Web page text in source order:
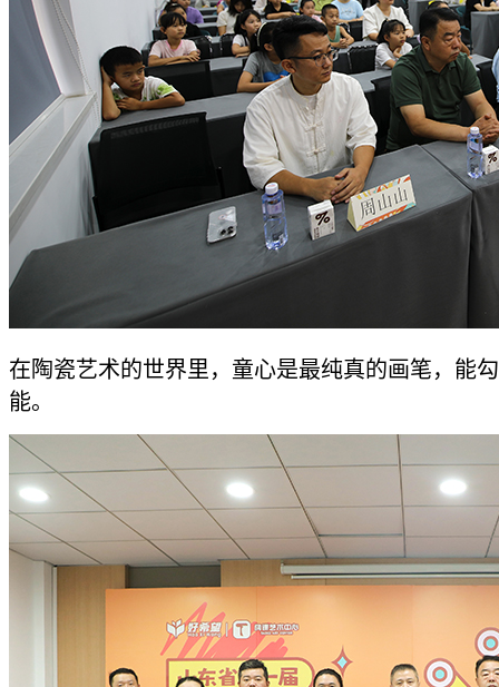
在陶瓷艺术的世界里，童心是最纯真的画笔，能
能。